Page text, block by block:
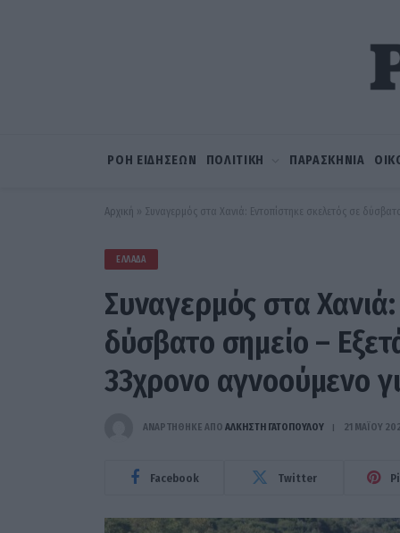
ΡΟΗ ΕΙΔΗΣΕΩΝ ΠΟΛΙΤΙΚΗ ΠΑΡΑΣΚΗΝΙΑ
Αρχική » Συναγερμός στα Χανιά: Εντοπίστηκε σκελετός σε
ΕΛΛΆΔΑ
Συναγερμός στα
δύσβατο σημείο –
33χρονο αγνοούμενο
ΑΝΑΡΤΗΘΗΚΕ ΑΠΟ ΆΛΚΗΣΤΗ ΓΑΤΟΠΟΎΛΟΥ 21 ΜΑΪ́ΟΥ
Facebook Twitter